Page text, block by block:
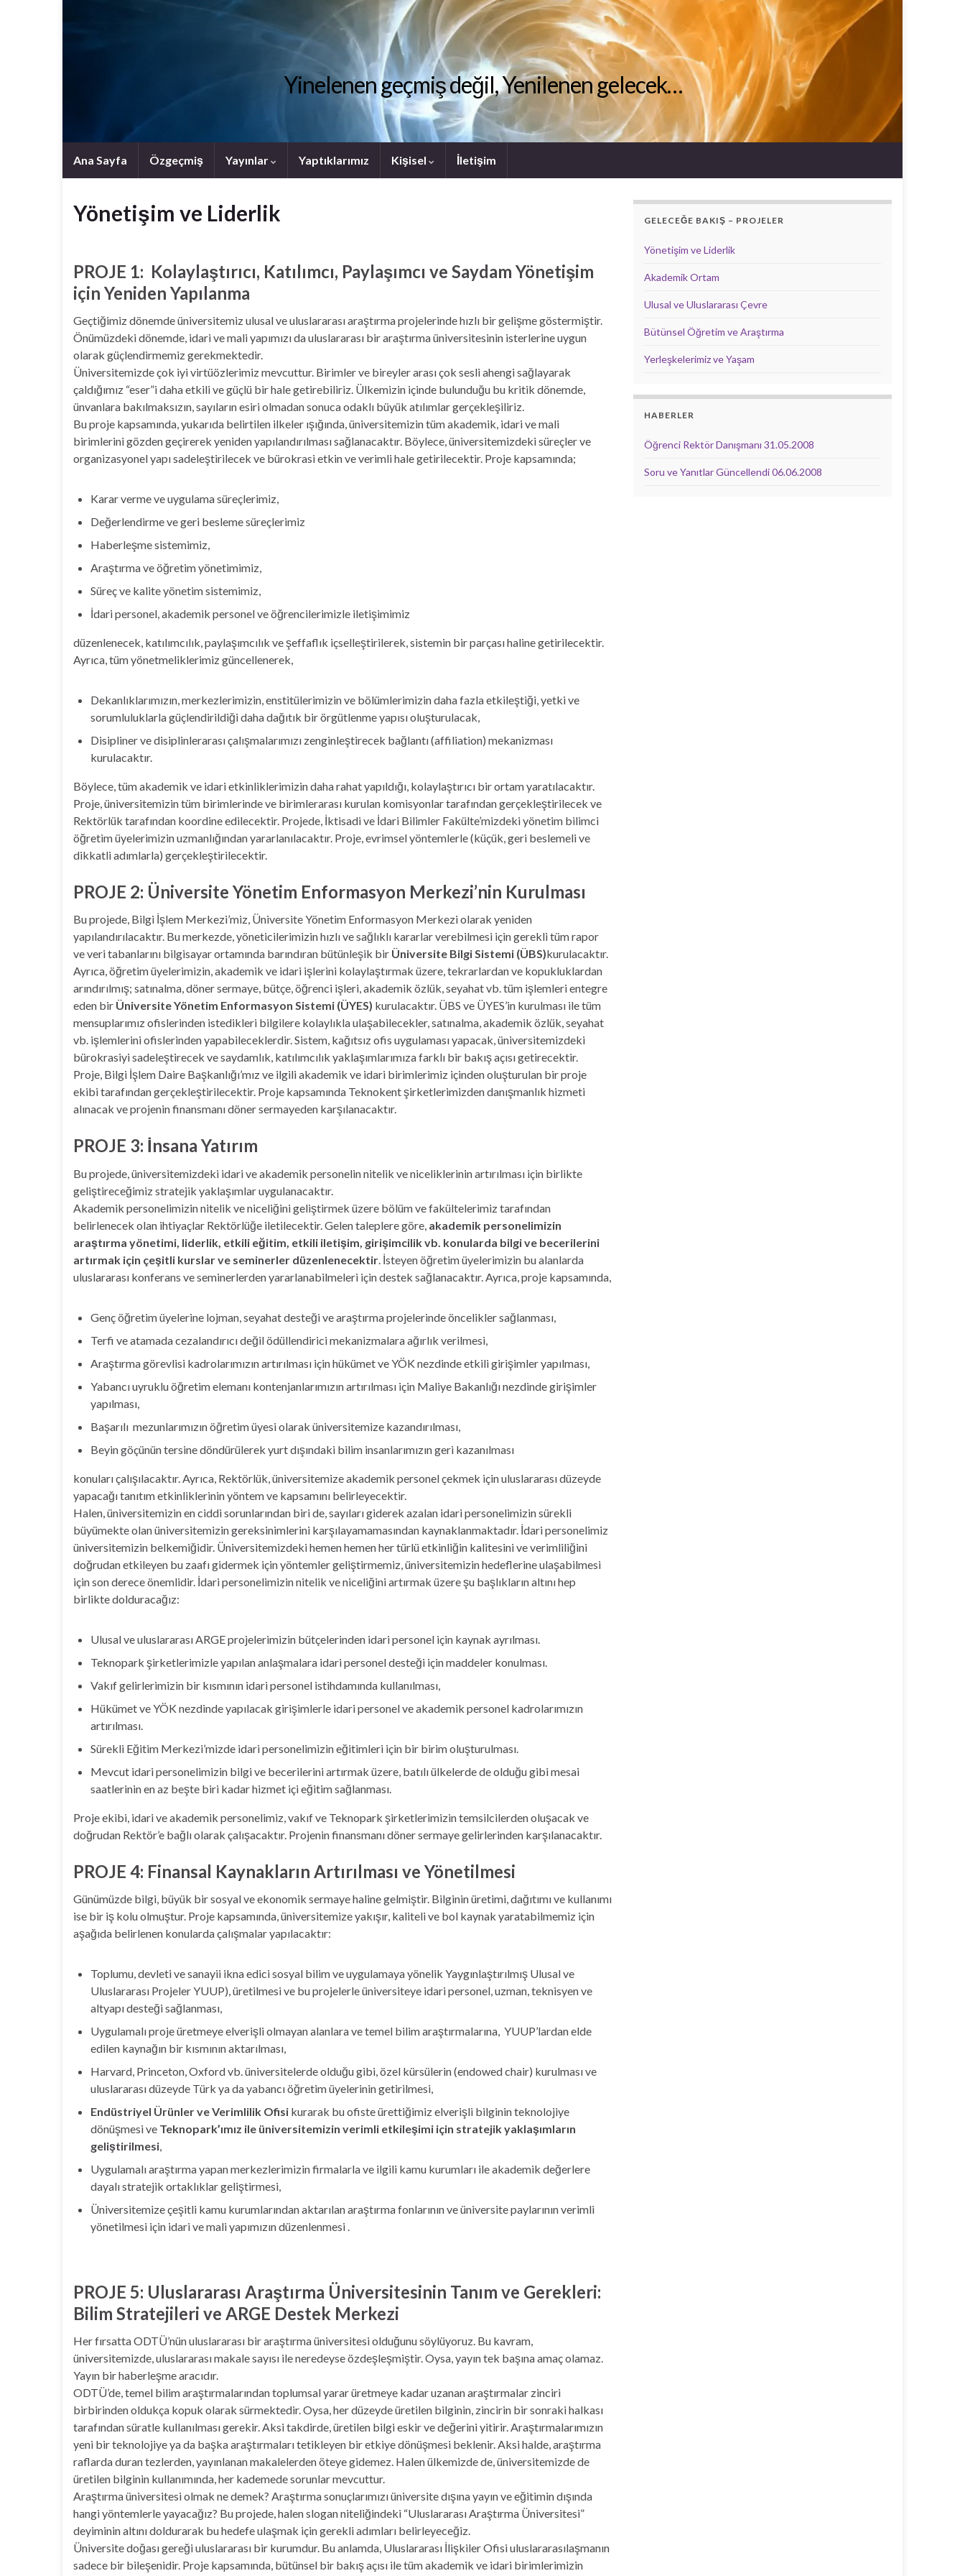
Yinelenen geçmiş değil, Yenilenen gelecek…
Ana Sayfa Özgeçmiş Yayınlar Yaptıklarımız Kişisel İletişim
Yönetişim ve Liderlik
PROJE 1: Kolaylaştırıcı, Katılımcı, Paylaşımcı ve Saydam Yönetişim
için Yeniden Yapılanma
Geçtiğimiz dönemde üniversitemiz ulusal ve uluslararası araştırma projelerinde hızlı bir gelişme göstermiştir.
Önümüzdeki dönemde, idari ve mali yapımızı da uluslararası bir araştırma üniversitesinin isterlerine uygun
olarak güçlendirmemiz gerekmektedir.
Üniversitemizde çok iyi virtüözlerimiz mevcuttur. Birimler ve bireyler arası çok sesli ahengi sağlayarak
çaldığımız “eser”i daha etkili ve güçlü bir hale getirebiliriz. Ülkemizin içinde bulunduğu bu kritik dönemde,
ünvanlara bakılmaksızın, sayıların esiri olmadan sonuca odaklı büyük atılımlar gerçekleşiliriz.
Bu proje kapsamında, yukarıda belirtilen ilkeler ışığında, üniversitemizin tüm akademik, idari ve mali
birimlerini gözden geçirerek yeniden yapılandırılması sağlanacaktır. Böylece, üniversitemizdeki süreçler ve
organizasyonel yapı sadeleştirilecek ve bürokrasi etkin ve verimli hale getirilecektir. Proje kapsamında;
Karar verme ve uygulama süreçlerimiz,
Değerlendirme ve geri besleme süreçlerimiz
Haberleşme sistemimiz,
Araştırma ve öğretim yönetimimiz,
Süreç ve kalite yönetim sistemimiz,
İdari personel, akademik personel ve öğrencilerimizle iletişimimiz
düzenlenecek, katılımcılık, paylaşımcılık ve şeffaflık içselleştirilerek, sistemin bir parçası haline getirilecektir.
Ayrıca, tüm yönetmeliklerimiz güncellenerek,
Dekanlıklarımızın, merkezlerimizin, enstitülerimizin ve bölümlerimizin daha fazla etkileştiği, yetki ve
sorumluluklarla güçlendirildiği daha dağıtık bir örgütlenme yapısı oluşturulacak,
Disipliner ve disiplinlerarası çalışmalarımızı zenginleştirecek bağlantı (affiliation) mekanizması
kurulacaktır.
Böylece, tüm akademik ve idari etkinliklerimizin daha rahat yapıldığı, kolaylaştırıcı bir ortam yaratılacaktır.
Proje, üniversitemizin tüm birimlerinde ve birimlerarası kurulan komisyonlar tarafından gerçekleştirilecek ve
Rektörlük tarafından koordine edilecektir. Projede, İktisadi ve İdari Bilimler Fakülte’mizdeki yönetim bilimci
öğretim üyelerimizin uzmanlığından yararlanılacaktır. Proje, evrimsel yöntemlerle (küçük, geri beslemeli ve
dikkatli adımlarla) gerçekleştirilecektir.
PROJE 2: Üniversite Yönetim Enformasyon Merkezi’nin Kurulması
Bu projede, Bilgi İşlem Merkezi’miz, Üniversite Yönetim Enformasyon Merkezi olarak yeniden
yapılandırılacaktır. Bu merkezde, yöneticilerimizin hızlı ve sağlıklı kararlar verebilmesi için gerekli tüm rapor
ve veri tabanlarını bilgisayar ortamında barındıran bütünleşik bir Üniversite Bilgi Sistemi (ÜBS)kurulacaktır.
Ayrıca, öğretim üyelerimizin, akademik ve idari işlerini kolaylaştırmak üzere, tekrarlardan ve kopukluklardan
arındırılmış; satınalma, döner sermaye, bütçe, öğrenci işleri, akademik özlük, seyahat vb. tüm işlemleri entegre
eden bir Üniversite Yönetim Enformasyon Sistemi (ÜYES) kurulacaktır. ÜBS ve ÜYES’in kurulması ile tüm
mensuplarımız ofislerinden istedikleri bilgilere kolaylıkla ulaşabilecekler, satınalma, akademik özlük, seyahat
vb. işlemlerini ofislerinden yapabileceklerdir. Sistem, kağıtsız ofis uygulaması yapacak, üniversitemizdeki
bürokrasiyi sadeleştirecek ve saydamlık, katılımcılık yaklaşımlarımıza farklı bir bakış açısı getirecektir.
Proje, Bilgi İşlem Daire Başkanlığı’mız ve ilgili akademik ve idari birimlerimiz içinden oluşturulan bir proje
ekibi tarafından gerçekleştirilecektir. Proje kapsamında Teknokent şirketlerimizden danışmanlık hizmeti
alınacak ve projenin finansmanı döner sermayeden karşılanacaktır.
PROJE 3: İnsana Yatırım
Bu projede, üniversitemizdeki idari ve akademik personelin nitelik ve niceliklerinin artırılması için birlikte
geliştireceğimiz stratejik yaklaşımlar uygulanacaktır.
Akademik personelimizin nitelik ve niceliğini geliştirmek üzere bölüm ve fakültelerimiz tarafından
belirlenecek olan ihtiyaçlar Rektörlüğe iletilecektir. Gelen taleplere göre, akademik personelimizin
araştırma yönetimi, liderlik, etkili eğitim, etkili iletişim, girişimcilik vb. konularda bilgi ve becerilerini
artırmak için çeşitli kurslar ve seminerler düzenlenecektir. İsteyen öğretim üyelerimizin bu alanlarda
uluslararası konferans ve seminerlerden yararlanabilmeleri için destek sağlanacaktır. Ayrıca, proje kapsamında,
Genç öğretim üyelerine lojman, seyahat desteği ve araştırma projelerinde öncelikler sağlanması,
Terfi ve atamada cezalandırıcı değil ödüllendirici mekanizmalara ağırlık verilmesi,
Araştırma görevlisi kadrolarımızın artırılması için hükümet ve YÖK nezdinde etkili girişimler yapılması,
Yabancı uyruklu öğretim elemanı kontenjanlarımızın artırılması için Maliye Bakanlığı nezdinde girişimler
yapılması,
Başarılı mezunlarımızın öğretim üyesi olarak üniversitemize kazandırılması,
Beyin göçünün tersine döndürülerek yurt dışındaki bilim insanlarımızın geri kazanılması
konuları çalışılacaktır. Ayrıca, Rektörlük, üniversitemize akademik personel çekmek için uluslararası düzeyde
yapacağı tanıtım etkinliklerinin yöntem ve kapsamını belirleyecektir.
Halen, üniversitemizin en ciddi sorunlarından biri de, sayıları giderek azalan idari personelimizin sürekli
büyümekte olan üniversitemizin gereksinimlerini karşılayamamasından kaynaklanmaktadır. İdari personelimiz
üniversitemizin belkemiğidir. Üniversitemizdeki hemen hemen her türlü etkinliğin kalitesini ve verimliliğini
doğrudan etkileyen bu zaafı gidermek için yöntemler geliştirmemiz, üniversitemizin hedeflerine ulaşabilmesi
için son derece önemlidir. İdari personelimizin nitelik ve niceliğini artırmak üzere şu başlıkların altını hep
birlikte dolduracağız:
Ulusal ve uluslararası ARGE projelerimizin bütçelerinden idari personel için kaynak ayrılması.
Teknopark şirketlerimizle yapılan anlaşmalara idari personel desteği için maddeler konulması.
Vakıf gelirlerimizin bir kısmının idari personel istihdamında kullanılması,
Hükümet ve YÖK nezdinde yapılacak girişimlerle idari personel ve akademik personel kadrolarımızın
artırılması.
Sürekli Eğitim Merkezi’mizde idari personelimizin eğitimleri için bir birim oluşturulması.
Mevcut idari personelimizin bilgi ve becerilerini artırmak üzere, batılı ülkelerde de olduğu gibi mesai
saatlerinin en az beşte biri kadar hizmet içi eğitim sağlanması.
Proje ekibi, idari ve akademik personelimiz, vakıf ve Teknopark şirketlerimizin temsilcilerden oluşacak ve
doğrudan Rektör’e bağlı olarak çalışacaktır. Projenin finansmanı döner sermaye gelirlerinden karşılanacaktır.
PROJE 4: Finansal Kaynakların Artırılması ve Yönetilmesi
Günümüzde bilgi, büyük bir sosyal ve ekonomik sermaye haline gelmiştir. Bilginin üretimi, dağıtımı ve kullanımı
ise bir iş kolu olmuştur. Proje kapsamında, üniversitemize yakışır, kaliteli ve bol kaynak yaratabilmemiz için
aşağıda belirlenen konularda çalışmalar yapılacaktır:
Toplumu, devleti ve sanayii ikna edici sosyal bilim ve uygulamaya yönelik Yaygınlaştırılmış Ulusal ve
Uluslararası Projeler YUUP), üretilmesi ve bu projelerle üniversiteye idari personel, uzman, teknisyen ve
altyapı desteği sağlanması,
Uygulamalı proje üretmeye elverişli olmayan alanlara ve temel bilim araştırmalarına, YUUP’lardan elde
edilen kaynağın bir kısmının aktarılması,
Harvard, Princeton, Oxford vb. üniversitelerde olduğu gibi, özel kürsülerin (endowed chair) kurulması ve
uluslararası düzeyde Türk ya da yabancı öğretim üyelerinin getirilmesi,
Endüstriyel Ürünler ve Verimlilik Ofisi kurarak bu ofiste ürettiğimiz elverişli bilginin teknolojiye
dönüşmesi ve Teknopark’ımız ile üniversitemizin verimli etkileşimi için stratejik yaklaşımların
geliştirilmesi,
Uygulamalı araştırma yapan merkezlerimizin firmalarla ve ilgili kamu kurumları ile akademik değerlere
dayalı stratejik ortaklıklar geliştirmesi,
Üniversitemize çeşitli kamu kurumlarından aktarılan araştırma fonlarının ve üniversite paylarının verimli
yönetilmesi için idari ve mali yapımızın düzenlenmesi .
PROJE 5: Uluslararası Araştırma Üniversitesinin Tanım ve Gerekleri:
Bilim Stratejileri ve ARGE Destek Merkezi
Her fırsatta ODTÜ’nün uluslararası bir araştırma üniversitesi olduğunu söylüyoruz. Bu kavram,
üniversitemizde, uluslararası makale sayısı ile neredeyse özdeşleşmiştir. Oysa, yayın tek başına amaç olamaz.
Yayın bir haberleşme aracıdır.
ODTÜ’de, temel bilim araştırmalarından toplumsal yarar üretmeye kadar uzanan araştırmalar zinciri
birbirinden oldukça kopuk olarak sürmektedir. Oysa, her düzeyde üretilen bilginin, zincirin bir sonraki halkası
tarafından süratle kullanılması gerekir. Aksi takdirde, üretilen bilgi eskir ve değerini yitirir. Araştırmalarımızın
yeni bir teknolojiye ya da başka araştırmaları tetikleyen bir etkiye dönüşmesi beklenir. Aksi halde, araştırma
raflarda duran tezlerden, yayınlanan makalelerden öteye gidemez. Halen ülkemizde de, üniversitemizde de
üretilen bilginin kullanımında, her kademede sorunlar mevcuttur.
Araştırma üniversitesi olmak ne demek? Araştırma sonuçlarımızı üniversite dışına yayın ve eğitimin dışında
hangi yöntemlerle yayacağız? Bu projede, halen slogan niteliğindeki “Uluslararası Araştırma Üniversitesi”
deyiminin altını doldurarak bu hedefe ulaşmak için gerekli adımları belirleyeceğiz.
Üniversite doğası gereği uluslararası bir kurumdur. Bu anlamda, Uluslararası İlişkiler Ofisi uluslararasılaşmanın
sadece bir bileşenidir. Proje kapsamında, bütünsel bir bakış açısı ile tüm akademik ve idari birimlerimizin
GELECEĞE BAKIŞ – PROJELER
Yönetişim ve Liderlik
Akademik Ortam
Ulusal ve Uluslararası Çevre
Bütünsel Öğretim ve Araştırma
Yerleşkelerimiz ve Yaşam
HABERLER
Öğrenci Rektör Danışmanı 31.05.2008
Soru ve Yanıtlar Güncellendi06.06.2008